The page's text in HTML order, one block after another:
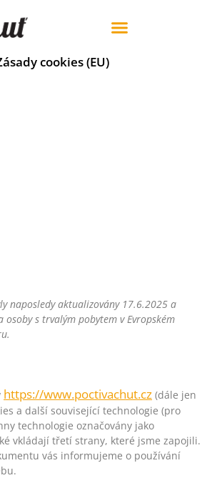
cookies (EU)
naposledy aktualizovány 17.6.2025 a
osoby s trvalým pobytem v Evropském
https://www.poctivachut.cz (dále jen
a další související technologie (pro
technologie označovány jako
vkládají třetí strany, které jsme zapojili.
vás informujeme o používání